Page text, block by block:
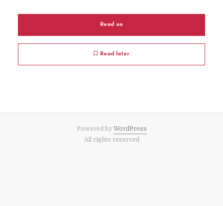
Read on
Read later
Powered by WordPress
All rights reserved